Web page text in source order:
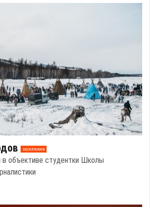
эксклюзив
объективе студентки Школы